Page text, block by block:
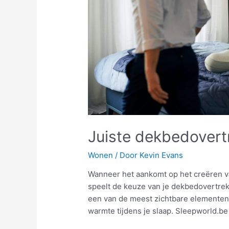
Juiste
Wonen / Door Kevin Evans
Wanneer het aankomt op het creëren
speelt de keuze van je
een van de meest zichtbare
warmte tijdens je slaap.